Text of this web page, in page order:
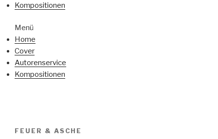
Kompositionen
Menü
Home
Cover
Autorenservice
Kompositionen
FEUER & ASCHE